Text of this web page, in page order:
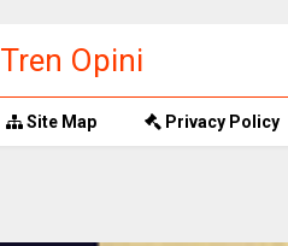
Tren Opini
Site Map Privacy Policy